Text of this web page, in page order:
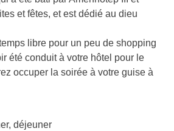
et fêtes, et est dédié au dieu
libre pour un peu de shopping
été conduit à votre hôtel pour le
occuper la soirée à votre guise à
déjeuner